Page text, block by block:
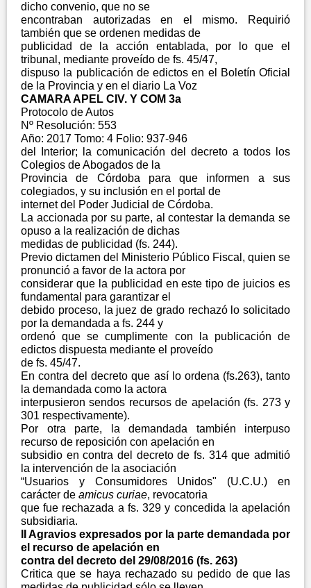
dicho convenio, que no se
encontraban autorizadas en el mismo. Requirió
también que se ordenen medidas de
publicidad de la acción entablada, por lo que el
tribunal, mediante proveído de fs. 45/47,
dispuso la publicación de edictos en el Boletín Oficial
de la Provincia y en el diario La Voz
CAMARA APEL CIV. Y COM 3a
Protocolo de Autos
Nº Resolución: 553
Año: 2017 Tomo: 4 Folio: 937-946
del Interior; la comunicación del decreto a todos los
Colegios de Abogados de la
Provincia de Córdoba para que informen a sus
colegiados, y su inclusión en el portal de
internet del Poder Judicial de Córdoba.
La accionada por su parte, al contestar la demanda se
opuso a la realización de dichas
medidas de publicidad (fs. 244).
Previo dictamen del Ministerio Público Fiscal, quien se
pronunció a favor de la actora por
considerar que la publicidad en este tipo de juicios es
fundamental para garantizar el
debido proceso, la juez de grado rechazó lo solicitado
por la demandada a fs. 244 y
ordenó que se cumplimente con la publicación de
edictos dispuesta mediante el proveído
de fs. 45/47.
En contra del decreto que así lo ordena (fs.263), tanto
la demandada como la actora
interpusieron sendos recursos de apelación (fs. 273 y
301 respectivamente).
Por otra parte, la demandada también interpuso
recurso de reposición con apelación en
subsidio en contra del decreto de fs. 314 que admitió
la intervención de la asociación
“Usuarios y Consumidores Unidos" (U.C.U.) en
carácter de amicus curiae, revocatoria
que fue rechazada a fs. 329 y concedida la apelación
subsidiaria.
II Agravios expresados por la parte demandada por
el recurso de apelación en
contra del decreto del 29/08/2016 (fs. 263)
Critica que se haya rechazado su pedido de que las